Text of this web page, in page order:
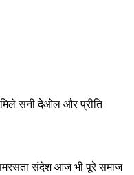
सनी देओल और प्रीति
संदेश आज भी पूरे समाज